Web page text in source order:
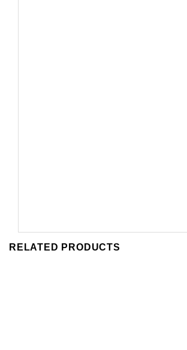
RELATED PRODUCTS